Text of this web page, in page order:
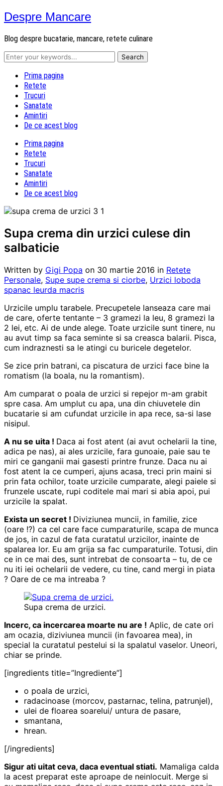
Despre Mancare
Blog despre bucatarie, mancare, retete culinare
Prima pagina
Retete
Trucuri
Sanatate
Amintiri
De ce acest blog
Prima pagina
Retete
Trucuri
Sanatate
Amintiri
De ce acest blog
Supa crema din urzici culese din
salbaticie
Written by Gigi Popa on 30 martie 2016 in Retete
Personale, Supe supe crema si ciorbe, Urzici loboda
spanac leurda macris
Urzicile umplu tarabele. Precupetele lanseaza care mai
de care, oferte tentante – 3 gramezi la leu, 8 gramezi la
2 lei, etc. Ai de unde alege. Toate urzicile sunt tinere, nu
au avut timp sa faca seminte si sa creasca balarii. Pisca,
cum indraznesti sa le atingi cu buricele degetelor.
Se zice prin batrani, ca piscatura de urzici face bine la
romatism (la boala, nu la romantism).
Am cumparat o poala de urzici si repejor m-am grabit
spre casa. Am umplut cu apa, una din chiuvetele din
bucatarie si am cufundat urzicile in apa rece, sa-si lase
nisipul.
A nu se uita ! Daca ai fost atent (ai avut ochelarii la tine,
adica pe nas), ai ales urzicile, fara gunoaie, paie sau te
miri ce ganganii mai gasesti printre frunze. Daca nu ai
fost atent la ce cumperi, ajuns acasa, treci prin maini si
prin fata ochilor, toate urzicile cumparate, alegi paiele si
frunzele uscate, rupi coditele mai mari si abia apoi, pui
urzicile la spalat.
Exista un secret ! Diviziunea muncii, in familie, zice
(oare !?) ca cel care face cumparaturile, scapa de munca
de jos, in cazul de fata curatatul urzicilor, inainte de
spalarea lor. Eu am grija sa fac cumparaturile. Totusi, din
ce in ce mai des, sunt intrebat de consoarta – tu, de ce
nu iti iei ochelarii de vedere, cu tine, cand mergi in piata
? Oare de ce ma intreaba ?
Supa crema de urzici.
Incerc, ca incercarea moarte nu are ! Aplic, de cate ori
am ocazia, diziviunea muncii (in favoarea mea), in
special la curatatul pestelui si la spalatul vaselor. Uneori,
chiar se prinde.
[ingredients title=”Ingrediente”]
o poala de urzici,
radacinoase (morcov, pastarnac, telina, patrunjel),
ulei de floarea soarelui/ untura de pasare,
smantana,
hrean.
[/ingredients]
Sigur ati uitat ceva, daca eventual stiati. Mamaliga calda
la acest preparat este aproape de neinlocuit. Merge si